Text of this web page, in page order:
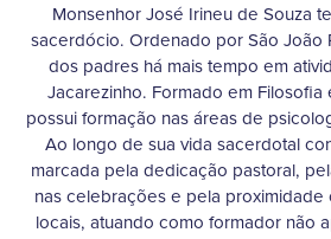
Monsenhor José Irineu de Souza
sacerdócio. Ordenado por São João
dos padres há mais tempo em
Jacarezinho. Formado em
possui formação nas áreas de
Ao longo de sua vida sacerdotal
marcada pela dedicação pastoral,
nas celebrações e pela
locais, atuando como formador não